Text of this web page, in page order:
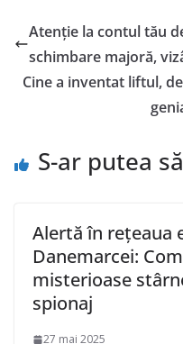
Atenție la contul tău
schimbare majoră,
Cine a inventat liftul,
S-ar putea
Alertă în rețeaua
Danemarcei:
misterioase
spionaj
27 mai 2025